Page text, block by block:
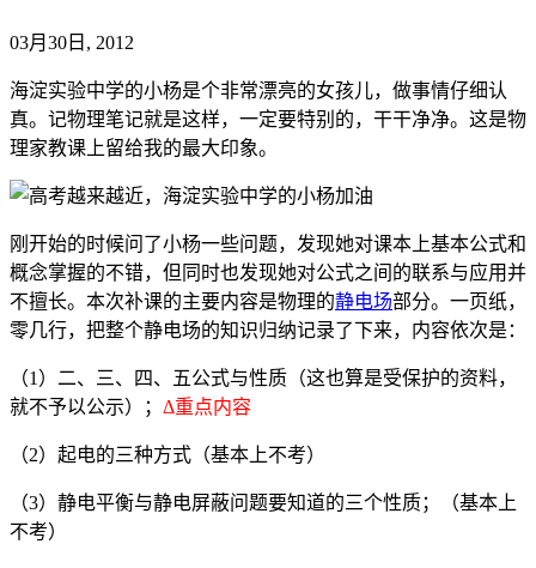
03月30日, 2012
海淀实验中学的小杨是个非常漂亮的女孩儿，做事情仔细认
真。记物理笔记就是这样，一定要特别的，干干净净。这是物
理家教课上留给我的最大印象。
刚开始的时候问了小杨一些问题，发现她对课本上基本公式和
概念掌握的不错，但同时也发现她对公式之间的联系与应用并
不擅长。本次补课的主要内容是物理的静电场部分。一页纸，
零几行，把整个静电场的知识归纳记录了下来，内容依次是：
（1）二、三、四、五公式与性质（这也算是受保护的资料，
就不予以公示）； Δ重点内容
（2）起电的三种方式（基本上不考）
（3）静电平衡与静电屏蔽问题要知道的三个性质；（基本上
不考）